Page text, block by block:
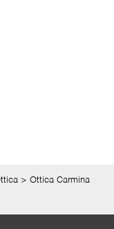
> Ottica Carmina